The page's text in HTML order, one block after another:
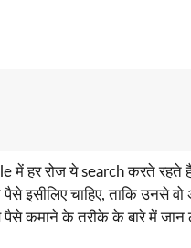
में हर रोज ये search करते रहते
पैसे इसीलिए चाहिए, ताकि उनसे
कमाने के तरीके के बारे में जान